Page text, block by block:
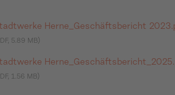
Herne_Geschäftsbericht
5.89 MB)
1.56 MB)